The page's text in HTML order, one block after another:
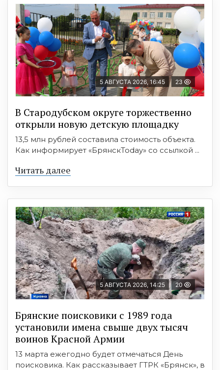
5 АВГУСТА 2026, 16:45 23
В Стародубском округе торжественно
открыли новую детскую площадку
13,5 млн рублей составила стоимость объекта.
Как информирует «БрянскToday» со ссылкой ...
Читать далее
5 АВГУСТА 2026, 14:25 20
Брянские поисковики с 1989 года
установили имена свыше двух тысяч
воинов Красной Армии
13 марта ежегодно будет отмечаться День
поисковика. Как рассказывает ГТРК «Брянск», в